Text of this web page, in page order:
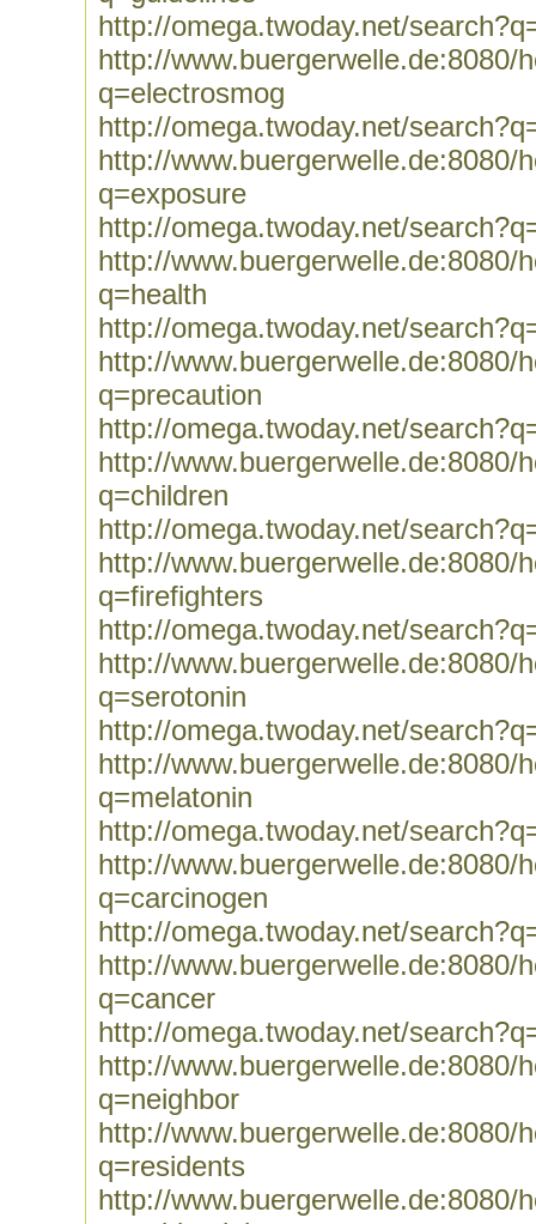
http://omega.twoday.net/
http://www.buergerwelle.de:8080/
q=electrosmog
http://omega.twoday.net/
http://www.buergerwelle.de:8080/
q=exposure
http://omega.twoday.net/
http://www.buergerwelle.de:8080/
q=health
http://omega.twoday.net/
http://www.buergerwelle.de:8080/
q=precaution
http://omega.twoday.net/
http://www.buergerwelle.de:8080/
q=children
http://omega.twoday.net/
http://www.buergerwelle.de:8080/
q=firefighters
http://omega.twoday.net/
http://www.buergerwelle.de:8080/
q=serotonin
http://omega.twoday.net/
http://www.buergerwelle.de:8080/
q=melatonin
http://omega.twoday.net/
http://www.buergerwelle.de:8080/
q=carcinogen
http://omega.twoday.net/
http://www.buergerwelle.de:8080/
q=cancer
http://omega.twoday.net/
http://www.buergerwelle.de:8080/
q=neighbor
http://www.buergerwelle.de:8080/
q=residents
http://www.buergerwelle.de:8080/